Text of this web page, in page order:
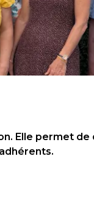
Elle permet de